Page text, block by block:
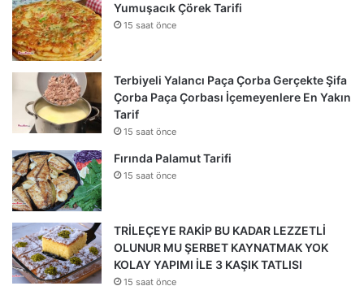
Yumuşacık Çörek Tarifi
15 saat önce
Terbiyeli Yalancı Paça Çorba Gerçekte Şifa
Çorba Paça Çorbası İçemeyenlere En Yakın
Tarif
15 saat önce
Fırında Palamut Tarifi
15 saat önce
TRİLEÇEYE RAKİP BU KADAR LEZZETLİ
OLUNUR MU ŞERBET KAYNATMAK YOK
KOLAY YAPIMI İLE 3 KAŞIK TATLISI
15 saat önce